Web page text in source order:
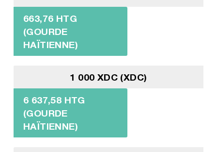
663,76 HTG
(GOURDE
HAÏTIENNE)
1 000 XDC (XDC)
6 637,58 HTG
(GOURDE
HAÏTIENNE)